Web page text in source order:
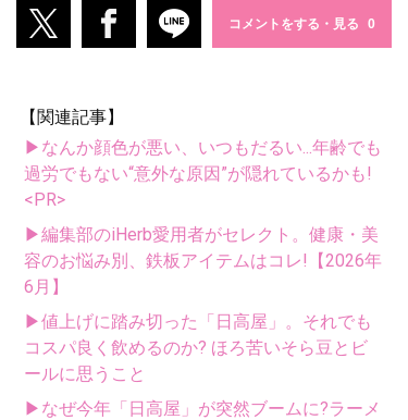
コメントをする・見る
【関連記事】
▶なんか顔色が悪い、いつもだるい...年齢でも
過労でもない“意外な原因”が隠れているかも!
<PR>
▶編集部のiHerb愛用者がセレクト。健康・美
容のお悩み別、鉄板アイテムはコレ!【2026年
6月】
▶値上げに踏み切った「日高屋」。それでも
コスパ良く飲めるのか? ほろ苦いそら豆とビ
ールに思うこと
▶なぜ今年「日高屋」が突然ブームに?ラーメ